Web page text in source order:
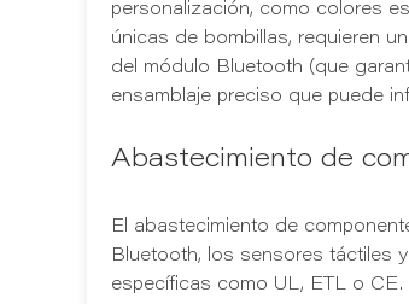
personalización, como colores
únicas de bombillas, requieren
del módulo Bluetooth (que
ensamblaje preciso que puede
Abastecimiento de
El abastecimiento de
Bluetooth, los sensores táctiles
específicas como UL, ETL o